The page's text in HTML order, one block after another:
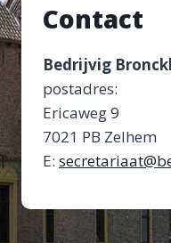
Contact
Bedrijvig
postadres:
Ericaweg 9
7021 PB Zelhem
E: